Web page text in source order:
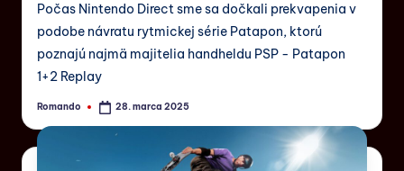
Počas Nintendo Direct sme sa dočkali prekvapenia v
podobe návratu rytmickej série Patapon, ktorú
poznajú najmä majitelia handheldu PSP - Patapon
1+2 Replay
Romando 28. marca 2025